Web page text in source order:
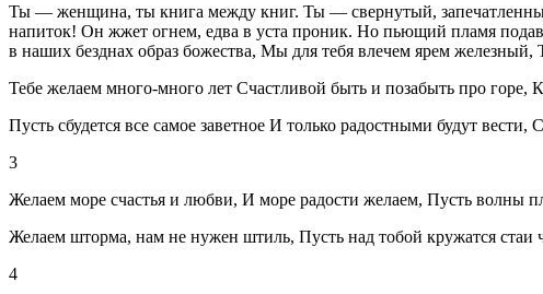
Ты — женщина, ты книга между книг. Ты — свернутый,
напиток! Он жжет огнем, едва в уста проник. Но пьющий пламя
в наших безднах образ божества, Мы для тебя влечем ярем
Тебе желаем много-много лет Счастливой быть и позабыть про горе,
Пусть сбудется все самое заветное И только радостными будут
3
Желаем море счастья и любви, И море радости желаем, Пусть волны
Желаем шторма, нам не нужен штиль, Пусть над тобой кружатся
4